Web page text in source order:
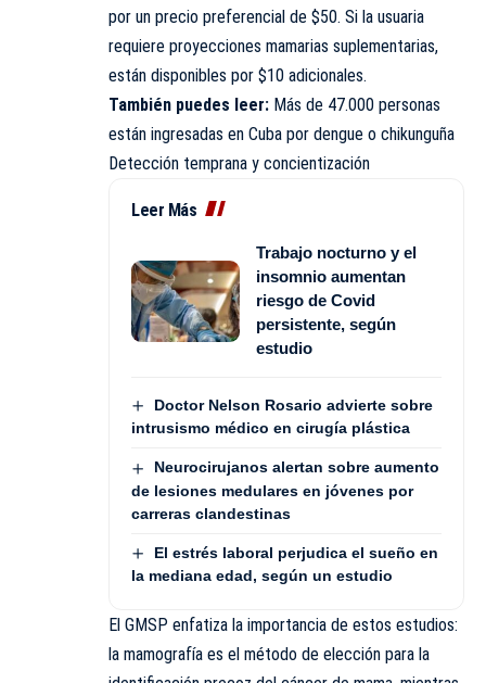
por un precio preferencial de $50. Si la usuaria
requiere proyecciones mamarias suplementarias,
están disponibles por $10 adicionales.
También puedes leer: Más de 47.000 personas
están ingresadas en Cuba por dengue o chikunguña
Detección temprana y concientización
Leer Más
Trabajo nocturno y el
insomnio aumentan
riesgo de Covid
persistente, según
estudio
Doctor Nelson Rosario advierte sobre
intrusismo médico en cirugía plástica
Neurocirujanos alertan sobre aumento
de lesiones medulares en jóvenes por
carreras clandestinas
El estrés laboral perjudica el sueño en
la mediana edad, según un estudio
El GMSP enfatiza la importancia de estos estudios:
la mamografía es el método de elección para la